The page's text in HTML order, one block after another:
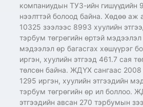
компаниудын ТУЗ-ийн гишүүдийн
нээлттэй болоод байна. Хөдөө аж
10325 зээлээс 8993 хуулийн
тэрбум төгрөгийн өртэй
мэдээлэл өр багасгах хөшүүрэг
иргэн, хуулийн этгээд 461.7 сая
төлсөн байна. ЖДҮХ сангаас
1295 иргэн, хуулийн этгээдийн
тэрбум төгрөгийн өр ил боллоо.
этгээдийн авсан 270 тэрбумын